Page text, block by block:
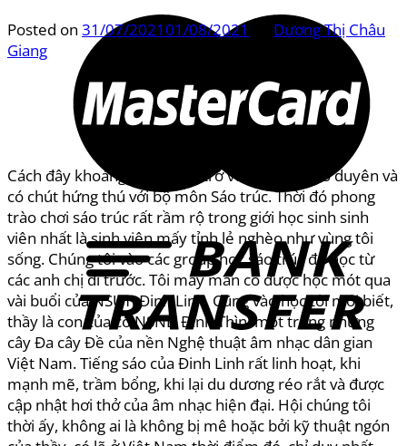
Posted on 31/07/202101/08/2021
Dương Thị Châu
Giang
Cách đây khoảng 6 – 7 năm trở về trước, tôi có duyên và
có chút hứng thú với bộ môn Sáo trúc. Thời đó phong
trào chơi sáo trúc rất rầm rộ trong giới học sinh sinh
viên nhất là sinh viên mấy tỉnh lẻ nghèo như vùng tôi
sống. Chúng tôi vào các group học sáo trúc để học từ
các anh chị đi trước. Tôi may mắn có được học mót qua
vài buổi của NSUT Đinh Linh. Cũng vào học tôi mới biết,
thầy là con của cố NSND Đinh Thìn, một trong những
cây Đa cây Đề của nền Nghệ thuật âm nhạc dân gian
Việt Nam. Tiếng sáo của Đinh Linh rất linh hoạt, khi
mạnh mẽ, trầm bổng, khi lại du dương réo rắt và được
cập nhật hơi thở của âm nhạc hiện đại. Hội chúng tôi
thời ấy, không ai là không bị mê hoặc bởi kỹ thuật ngón